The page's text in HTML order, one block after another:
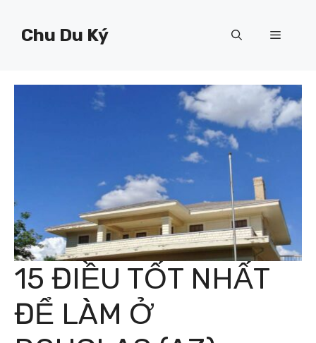
Chu Du Ký Menu
15 ĐIỀU TỐT NHẤT
ĐỂ LÀM Ở